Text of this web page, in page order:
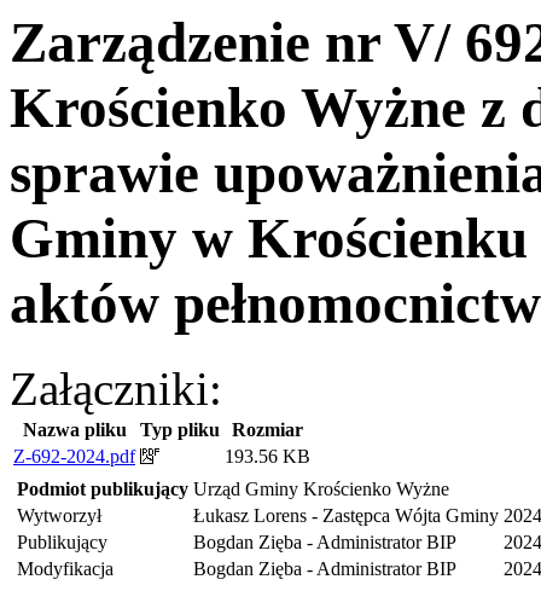
Zarządzenie nr V/
Krościenko Wyżne z
sprawie
Gminy w
aktów
Załączniki:
Nazwa pliku Typ pliku Rozmiar
Z-692-2024.pdf
193.56 KB
Podmiot publikujący Urząd Gminy Krościenko Wyżne
Wytworzył
Łukasz Lorens - Zastępca Wójta Gminy
Publikujący
Bogdan Zięba - Administrator BIP
Modyfikacja
Bogdan Zięba - Administrator BIP